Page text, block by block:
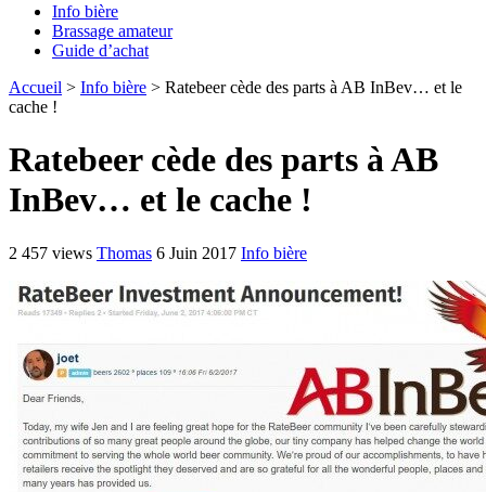
Info bière
Brassage amateur
Guide d’achat
Accueil > Info bière > Ratebeer cède des parts à AB InBev… et le
cache !
Ratebeer cède des parts à AB
InBev… et le cache !
2 457 views Thomas 6 Juin 2017 Info bière